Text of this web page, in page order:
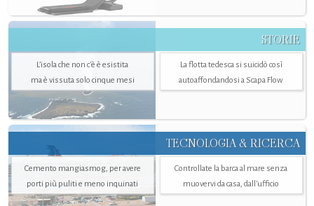
STORIE
L’isola che non c'è è esistita
ma è vissuta solo cinque mesi
La flotta tedesca si suicidò così
autoaffondandosi a Scapa Flow
TECNOLOGIA & RICERCA
Cemento mangiasmog, per avere
porti più puliti e meno inquinati
Controllate la barca al mare senza
muovervi da casa, dall’ufficio